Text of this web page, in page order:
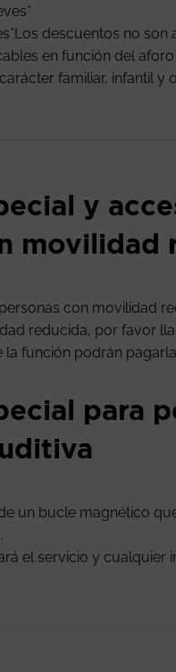
descuentos no son
en función del
familiar, infantil y
y
movilidad
con movilidad
reducida, por favor
función podrán
para
un bucle magnético
el servicio y